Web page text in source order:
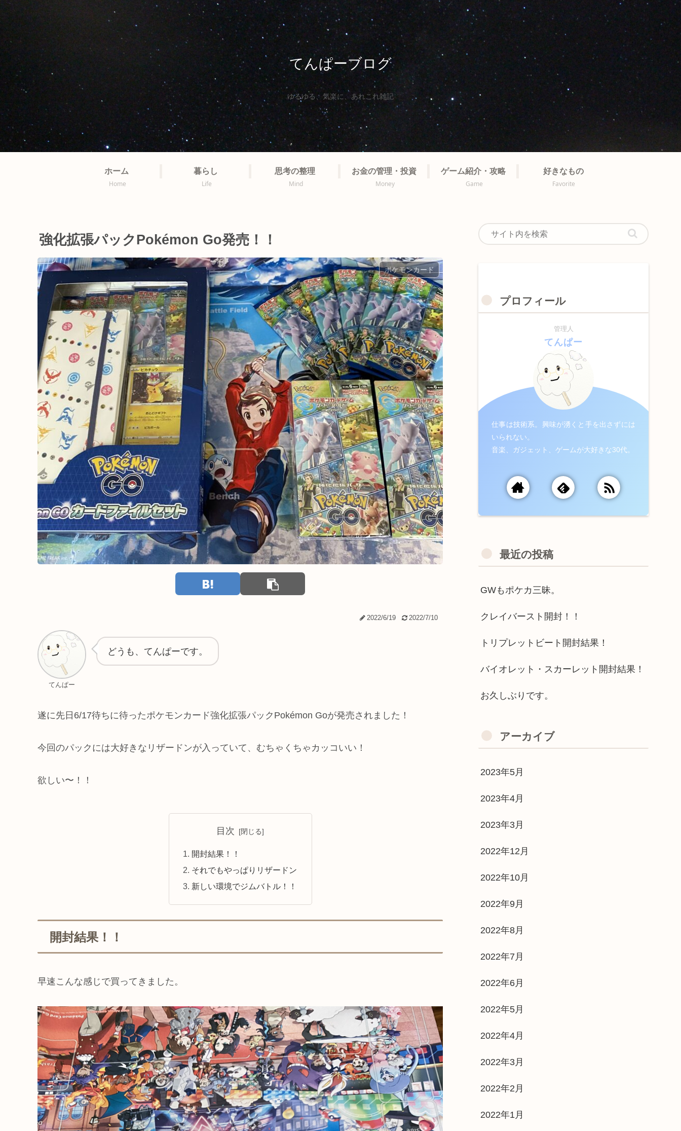
てんぱーブログ
ゆるゆる、気楽に、あれこれ雑記
ホーム
Home
暮らし
Life
思考の整理
Mind
お金の管理・投資
Money
ゲーム紹介・攻略
Game
好きなもの
Favorite
強化拡張パックPokémon Go発売！！
ポケモンカード
2022/6/19 2022/7/10
てんぱー
どうも、てんぱーです。
遂に先日6/17待ちに待ったポケモンカード強化拡張パックPokémon Goが発売されました！
今回のパックには大好きなリザードンが入っていて、むちゃくちゃカッコいい！
欲しい〜！！
目次
開封結果！！
それでもやっぱりリザードン
新しい環境でジムバトル！！
開封結果！！
早速こんな感じで買ってきました。
プロフィール
管理人
てんぱー
仕事は技術系。興味が湧くと手を出さずには
いられない。
音楽、ガジェット、ゲームが大好きな30代。
最近の投稿
GWもポケカ三昧。
クレイバースト開封！！
トリプレットビート開封結果！
バイオレット・スカーレット開封結果！
お久しぶりです。
アーカイブ
2023年5月
2023年4月
2023年3月
2022年12月
2022年10月
2022年9月
2022年8月
2022年7月
2022年6月
2022年5月
2022年4月
2022年3月
2022年2月
2022年1月